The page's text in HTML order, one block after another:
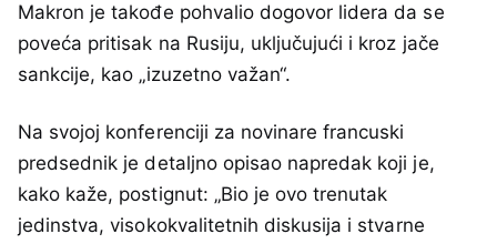
Makron je takođe pohvalio dogovor lidera da se
poveća pritisak na Rusiju, uključujući i kroz jače
sankcije, kao „izuzetno važan“.
Na svojoj konferenciji za novinare francuski
predsednik je detaljno opisao napredak koji je,
kako kaže, postignut: „Bio je ovo trenutak
jedinstva, visokokvalitetnih diskusija i stvarne